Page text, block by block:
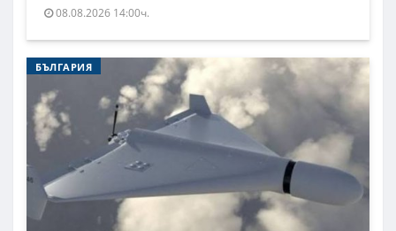
08.08.2026 14:00ч.
БЪЛГАРИЯ